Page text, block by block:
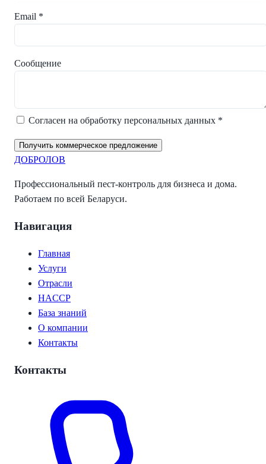
Email *
Сообщение
Согласен на обработку персональных данных *
Получить коммерческое предложение
ДОБРОЛОВ
Профессиональный пест-контроль для бизнеса и дома.
Работаем по всей Беларуси.
Навигация
Главная
Услуги
Отрасли
HACCP
База знаний
О компании
Контакты
Контакты